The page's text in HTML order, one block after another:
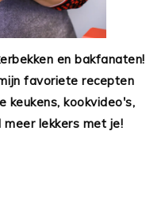
en bakfanaten!
favoriete recepten
keukens, kookvideo's,
lekkers met je!